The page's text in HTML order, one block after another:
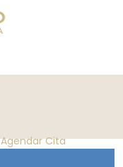
Agendar Cita